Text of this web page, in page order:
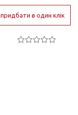
придбати в один клік